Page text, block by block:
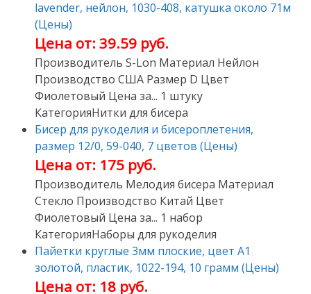
lavender, нейлон, 1030-408, катушка около 71м
(Цены)
Цена от: 39.59 руб.
Производитель S-Lon Материал Нейлон
Производство США Размер D Цвет
Фиолетовый Цена за... 1 штуку
КатегорияНитки для бисера
Бисер для рукоделия и бисероплетения,
размер 12/0, 59-040, 7 цветов (Цены)
Цена от: 175 руб.
Производитель Мелодия бисера Материал
Стекло Производство Китай Цвет
Фиолетовый Цена за... 1 набор
КатегорияНаборы для рукоделия
Пайетки круглые 3мм плоские, цвет А1
золотой, пластик, 1022-194, 10 грамм (Цены)
Цена от: 18 руб.